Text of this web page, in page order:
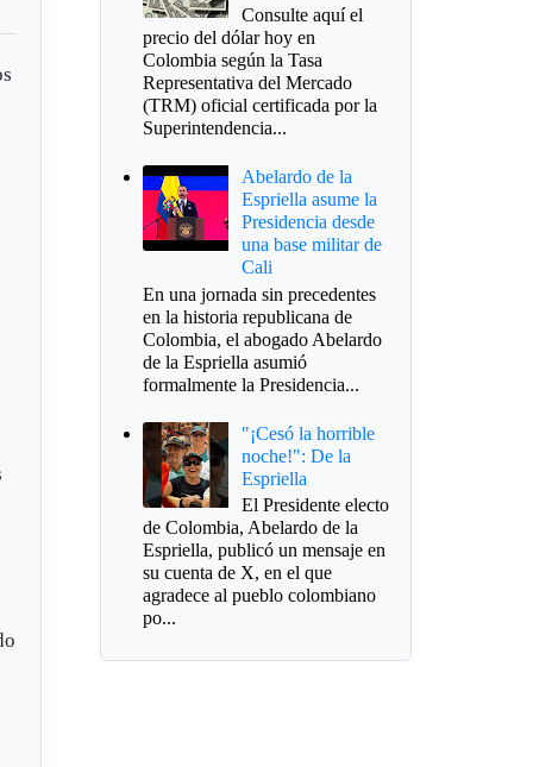
Consulte aquí el
precio del dólar hoy en
Colombia según la Tasa
Representativa del Mercado
(TRM) oficial certificada por la
Superintendencia...
Abelardo de la
Espriella asume la
Presidencia desde
una base militar de
Cali
En una jornada sin precedentes
en la historia republicana de
Colombia, el abogado Abelardo
de la Espriella asumió
formalmente la Presidencia...
"¡Cesó la horrible
noche!": De la
Espriella
El Presidente electo
de Colombia, Abelardo de la
Espriella, publicó un mensaje en
su cuenta de X, en el que
agradece al pueblo colombiano
po...